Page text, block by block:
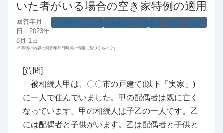
いた者がいる場合の空き家特例の適用
譲渡・交換（資産）
土地建物の譲渡
居住用財産の譲渡
回答年月
日：2023年
8月 1日
※ 事例の内容は回答年月日時点の情報に基づくものです
[質問]
被相続人甲は、〇〇市の戸建て(以下「実家」)
に一人で住んでいました。甲の配偶者は既に亡く
なっています。甲の相続人は子乙の一人です。乙
には配偶者と子供がいます。乙は配偶者と子供と